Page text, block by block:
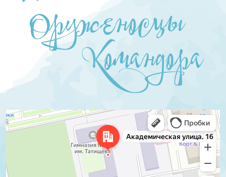
Екатеринбург
Академическая улица, 16 — Яндекс.Карты